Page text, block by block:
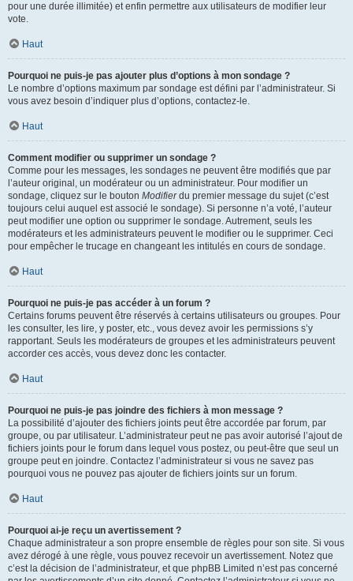
pour une durée illimitée) et enfin permettre aux utilisateurs de modifier leur
vote.
Haut
Pourquoi ne puis-je pas ajouter plus d’options à mon sondage ?
Le nombre d’options maximum par sondage est défini par l’administrateur. Si
vous avez besoin d’indiquer plus d’options, contactez-le.
Haut
Comment modifier ou supprimer un sondage ?
Comme pour les messages, les sondages ne peuvent être modifiés que par
l’auteur original, un modérateur ou un administrateur. Pour modifier un
sondage, cliquez sur le bouton Modifierdu premier message du sujet (c’est
toujours celui auquel est associé le sondage). Si personne n’a voté, l’auteur
peut modifier une option ou supprimer le sondage. Autrement, seuls les
modérateurs et les administrateurs peuvent le modifier ou le supprimer. Ceci
pour empêcher le trucage en changeant les intitulés en cours de sondage.
Haut
Pourquoi ne puis-je pas accéder à un forum ?
Certains forums peuvent être réservés à certains utilisateurs ou groupes. Pour
les consulter, les lire, y poster, etc., vous devez avoir les permissions s’y
rapportant. Seuls les modérateurs de groupes et les administrateurs peuvent
accorder ces accès, vous devez donc les contacter.
Haut
Pourquoi ne puis-je pas joindre des fichiers à mon message ?
La possibilité d’ajouter des fichiers joints peut être accordée par forum, par
groupe, ou par utilisateur. L’administrateur peut ne pas avoir autorisé l’ajout de
fichiers joints pour le forum dans lequel vous postez, ou peut-être que seul un
groupe peut en joindre. Contactez l’administrateur si vous ne savez pas
pourquoi vous ne pouvez pas ajouter de fichiers joints sur un forum.
Haut
Pourquoi ai-je reçu un avertissement ?
Chaque administrateur a son propre ensemble de règles pour son site. Si vous
avez dérogé à une règle, vous pouvez recevoir un avertissement. Notez que
c’est la décision de l’administrateur, et que phpBB Limited n’est pas concerné